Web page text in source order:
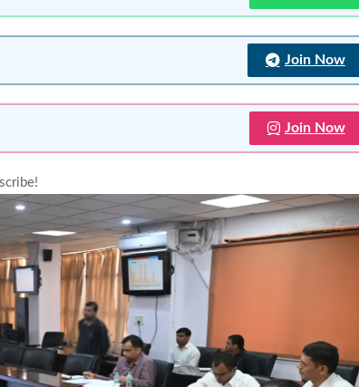
Join Now
Join Now